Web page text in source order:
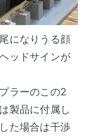
になりうる顔
ッドサインが
ラーのこの2
製品に付属し
た場合は干渉